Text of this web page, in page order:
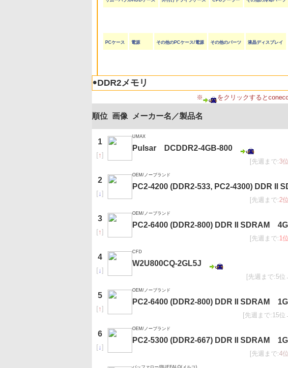
PCケース 電源 その他のPCケース/電源 その他のパーツ 液晶ディスプレイ
●DDR2メモリ
※ をクリックすると
順位 画像 メーカー名／製品名
1
[↑]
UMAX
Pulsar DCDDR2-4GB-800
[先週まで:3位
2
[↓]
OEM/ノーブランド
PC2-4200 (DDR2-533, PC2-4300) DDR II
[先週まで:2位
3
[↑]
OEM/ノーブランド
PC2-6400 (DDR2-800) DDR II SDRAM
[先週まで:1位
4
[↓]
CFD
W2U800CQ-2GL5J
[先週まで:5
5
[↑]
OEM/ノーブランド
PC2-6400 (DDR2-800) DDR II SDRAM
[先週まで:15
6
[↓]
OEM/ノーブランド
PC2-5300 (DDR2-667) DDR II SDRAM
[先週まで:4位
バッファロー/BUFFALO(メルコ)